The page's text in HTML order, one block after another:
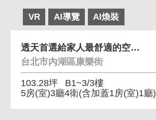
VR AI導覽 AI煥裝
透天首選給家人最舒適的空間減少被鄰居干擾很棒 社區
台北市內湖區康樂街
103.28坪
B1~3/3樓
5房(室)3廳4衛(含加蓋1房(室)1廳)